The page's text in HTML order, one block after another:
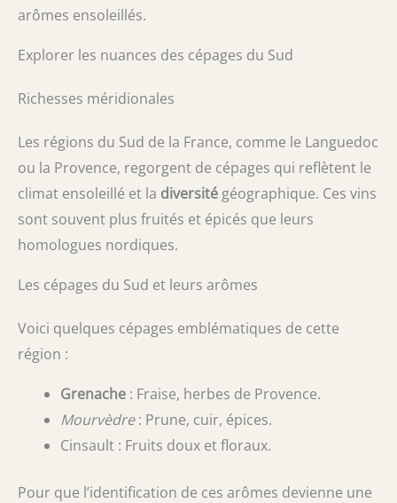
arômes ensoleillés.
Explorer les nuances des cépages du Sud
Richesses méridionales
Les régions du Sud de la France, comme le Languedoc
ou la Provence, regorgent de cépages qui reflètent le
climat ensoleillé et la diversité géographique. Ces vins
sont souvent plus fruités et épicés que leurs
homologues nordiques.
Les cépages du Sud et leurs arômes
Voici quelques cépages emblématiques de cette
région :
Grenache : Fraise, herbes de Provence.
Mourvèdre: Prune, cuir, épices.
Cinsault : Fruits doux et floraux.
Pour que l’identification de ces arômes devienne une